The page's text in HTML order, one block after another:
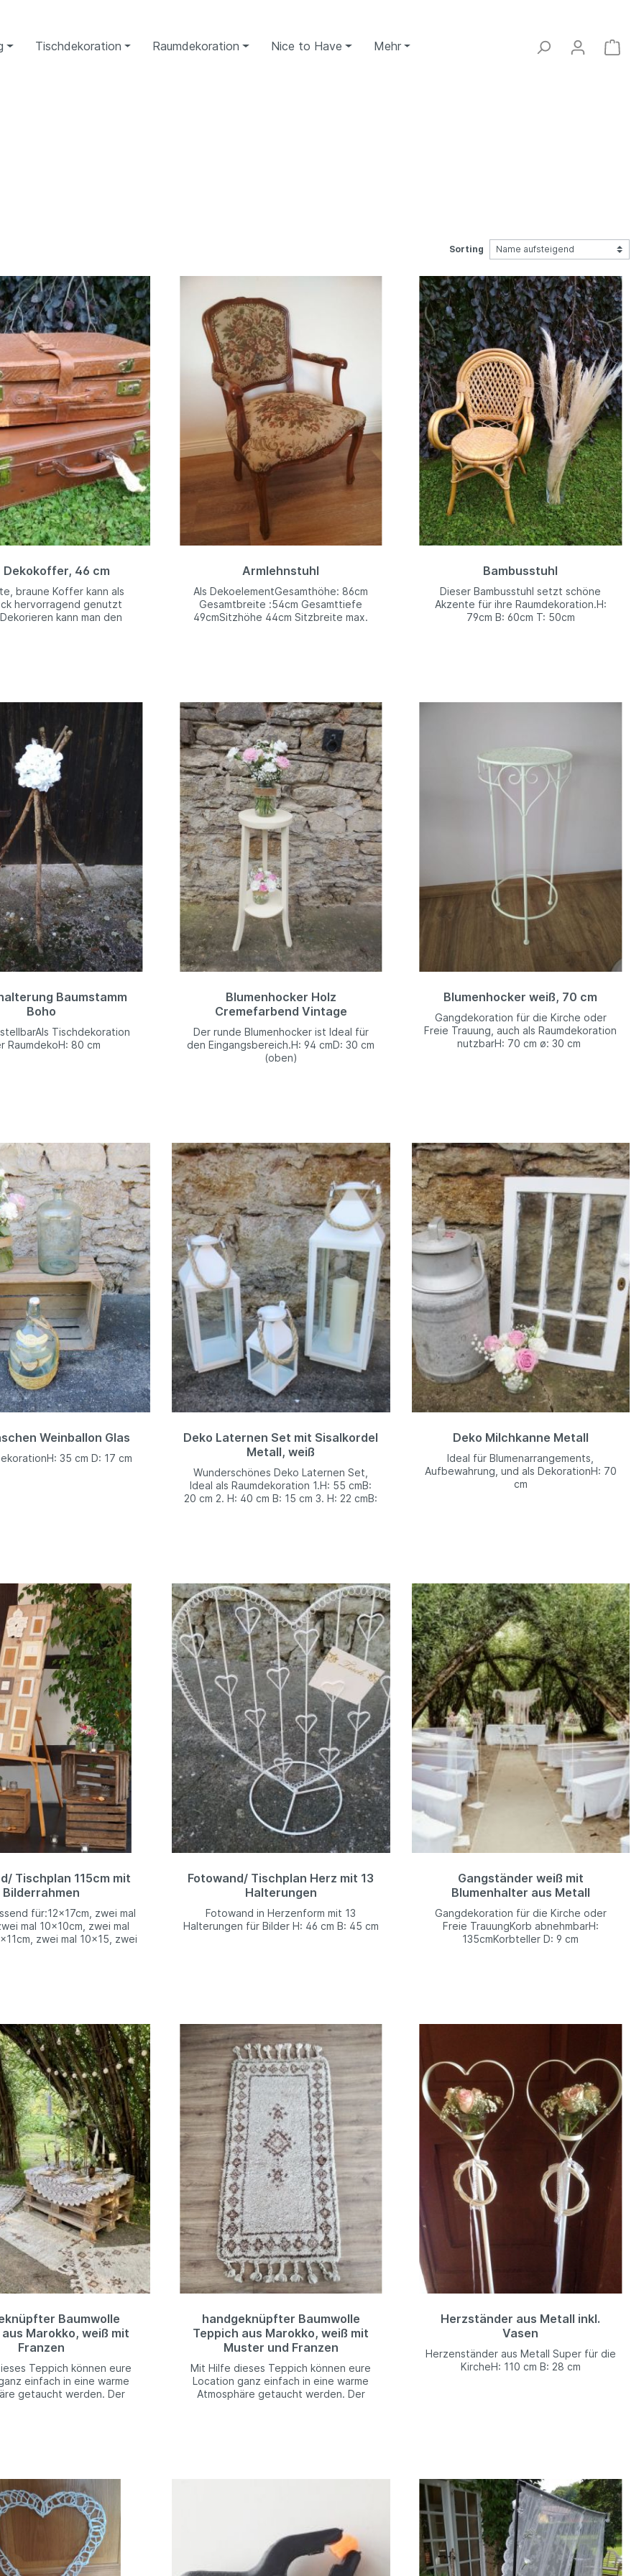
Tischdekoration Raumdekoration Nice to Have Mehr
Sorting
46 cm
braune Koffer kann als
hervorragend genutzt
kann man den
Armlehnstuhl
Als DekoelementGesamthöhe: 86cm
Gesamtbreite :54cm Gesamttiefe
49cmSitzhöhe 44cm Sitzbreite max.
Bambusstuhl
Dieser Bambusstuhl setzt schöne
Akzente für ihre Raumdekoration.H:
79cm B: 60cm T: 50cm
Baumstamm
Boho
Tischdekoration
RaumdekoH: 80 cm
Blumenhocker Holz
Cremefarbend Vintage
Der runde Blumenhocker ist Ideal für
den Eingangsbereich.H: 94 cmD: 30 cm
(oben)
Blumenhocker weiß, 70 cm
Gangdekoration für die Kirche oder
Freie Trauung, auch als Raumdekoration
nutzbarH: 70 cm ø: 30 cm
Weinballon Glas
35 cm D: 17 cm
Deko Laternen Set mit Sisalkordel
Metall, weiß
Wunderschönes Deko Laternen Set,
Ideal als Raumdekoration 1.H: 55 cmB:
20 cm 2. H: 40 cm B: 15 cm 3. H: 22 cmB:
Deko Milchkanne Metall
Ideal für Blumenarrangements,
Aufbewahrung, und als DekorationH: 70
cm
Tischplan 115cm mit
Bilderrahmen
für:12x17cm, zwei mal
mal 10x10cm, zwei mal
zwei mal 10x15, zwei
Fotowand/ Tischplan Herz mit 13
Halterungen
Fotowand in Herzenform mit 13
Halterungen für Bilder H: 46 cm B: 45 cm
Gangständer weiß mit
Blumenhalter aus Metall
Gangdekoration für die Kirche oder
Freie TrauungKorb abnehmbarH:
135cmKorbteller D: 9 cm
Baumwolle
Marokko, weiß mit
Franzen
Teppich können eure
einfach in eine warme
getaucht werden. Der
handgeknüpfter Baumwolle
Teppich aus Marokko, weiß mit
Muster und Franzen
Mit Hilfe dieses Teppich können eure
Location ganz einfach in eine warme
Atmosphäre getaucht werden. Der
Herzständer aus Metall inkl.
Vasen
Herzenständer aus Metall Super für die
KircheH: 110 cm B: 28 cm